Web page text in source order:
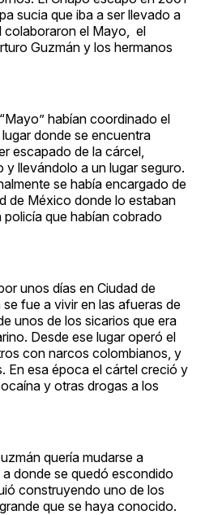
sucia que iba a ser llevado a
colaboraron el Mayo, el
Guzmán y los hermanos
habían coordinado el
donde se encuentra
escapado de la cárcel,
y llevándolo a un lugar seguro.
se había encargado de
de México donde lo estaban
que habían cobrado
unos días en Ciudad de
fue a vivir en las afueras de
unos de los sicarios que era
Desde ese lugar operó el
con narcos colombianos, y
En esa época el cártel creció y
y otras drogas a los
quería mudarse a
donde se quedó escondido
construyendo uno de los
que se haya conocido.